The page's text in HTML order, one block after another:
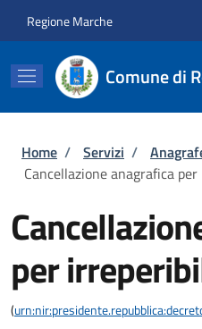
Regione Marche
Comune di
Briciole di
Home / Servizi /
Cancellazione anagrafica
per
(